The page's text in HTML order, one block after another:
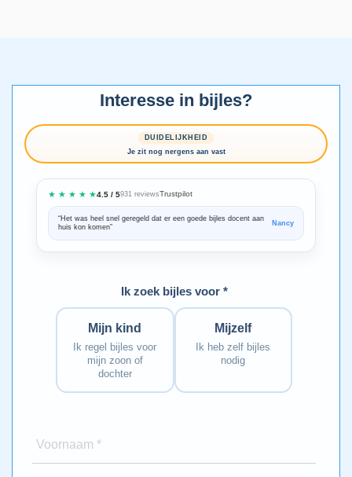
Interesse in bijles?
DUIDELIJKHEID
Je zit nog nergens aan vast
★ ★ ★ ★ ★4.5 / 5931 reviewsTrustpilot
“Het was heel snel geregeld dat er een goede bijles docent aan
huis kon komen”
Nancy
Ik zoek bijles voor *
Mijn kind
Ik regel bijles voor
mijn zoon of
dochter
Mijzelf
Ik heb zelf bijles
nodig
Voornaam *